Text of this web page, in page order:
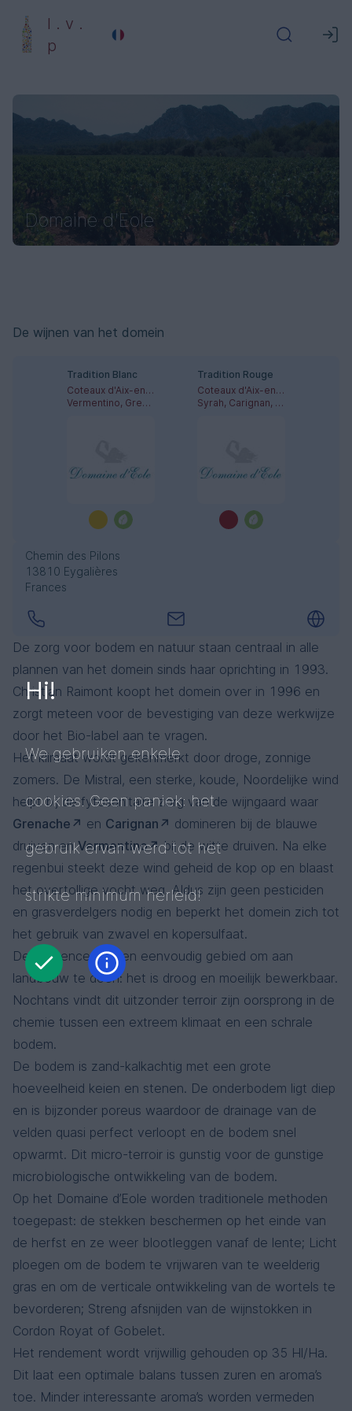
l . v .
p
Domaine d'Eole
Chemin des Pilons
13810 Eygalières
Frances
De zorg voor bodem en natuur staan centraal in alle
plannen van het domein sinds haar oprichting in 1993.
Christian Raimont koopt het domein over in 1996 en
zorgt meteen voor de bevestiging van deze werkwijze
door het Bio-label aan te vragen.
Het klimaat wordt gekenmerkt door droge, zonnige
zomers. De Mistral, een sterke, koude, Noordelijke wind
helpt bij de fytosanitaire zorg van de wijngaard waar
Grenache
en Carignan
domineren bij de blauwe
druiven enVermentino
bij de witte druiven. Na elke
regenbui steekt deze wind geheid de kop op en blaast
het overtollige vocht weg. Aldus zijn geen pesticiden
en grasverdelgers nodig en beperkt het domein zich tot
het gebruik van zwavel en kopersulfaat.
De Provence is geen eenvoudig gebied om aan
landbouw te doen: het is droog en moeilijk bewerkbaar.
Nochtans vindt dit uitzonder terroir zijn oorsprong in de
chemie tussen een extreem klimaat en een schrale
bodem.
De bodem is zand-kalkachtig met een grote
hoeveelheid keien en stenen. De onderbodem ligt diep
en is bijzonder poreus waardoor de drainage van de
velden quasi perfect verloopt en de bodem snel
opwarmt. Dit micro-terroir is gunstig voor de gunstige
microbiologische ontwikkeling van de bodem.
Op het Domaine d’Eole worden traditionele methoden
toegepast: de stekken beschermen op het einde van
de herfst en ze weer blootleggen vanaf de lente; Licht
ploegen om de bodem te vrijwaren van te weelderig
gras en om de verticale ontwikkeling van de wortels te
bevorderen; Streng afsnijden van de wijnstokken in
Cordon Royat of Gobelet.
Het rendement wordt vrijwillig gehouden op 35 Hl/Ha.
Dit laat een optimale balans tussen zuren en aroma’s
toe. Minder interessante aroma’s worden vermeden
De wijnen van het domein
Tradition Blanc
Coteaux d'Aix-en-Provence
Vermentino, Grenache Blanc
Tradition Rouge
Coteaux d'Aix-en-Provence
Syrah, Carignan, Grenache Noir
Hi!
We gebruiken enkele
cookies. Geen paniek: het
gebruik ervan werd tot het
strikte minimum herleid!